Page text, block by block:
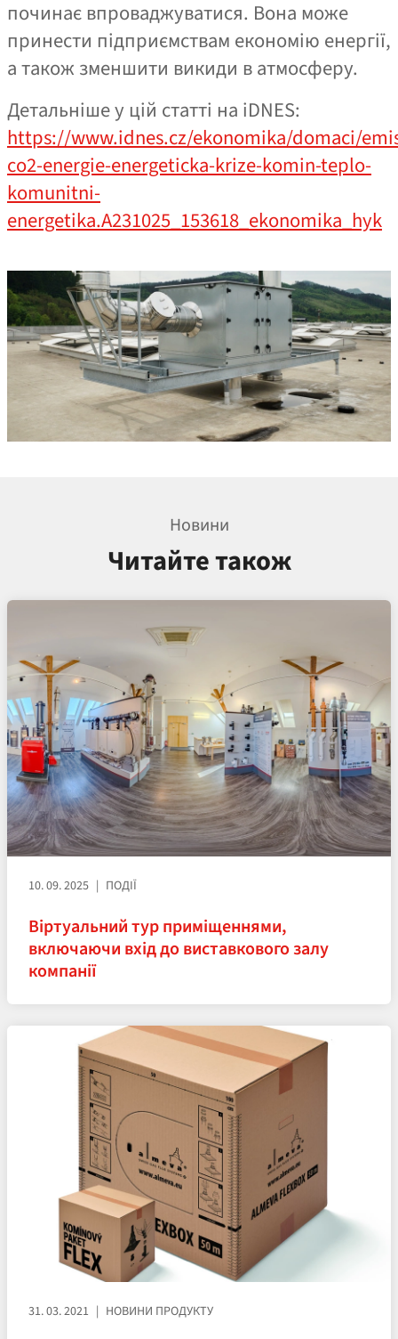
починає впроваджуватися. Вона може
принести підприємствам економію енергії,
а також зменшити викиди в атмосферу.
Детальніше у цій статті на iDNES:
https://www.idnes.cz/ekonomika/domaci/
co2-energie-energeticka-krize-komin-teplo-
komunitni-
energetika.A231025_153618_ekonomika_hyk
Новини
Читайте також
10. 09. 2025 ПОДІЇ
Віртуальний тур приміщеннями,
включаючи вхід до виставкового залу
компанії
31. 03. 2021 НОВИНИ ПРОДУКТУ